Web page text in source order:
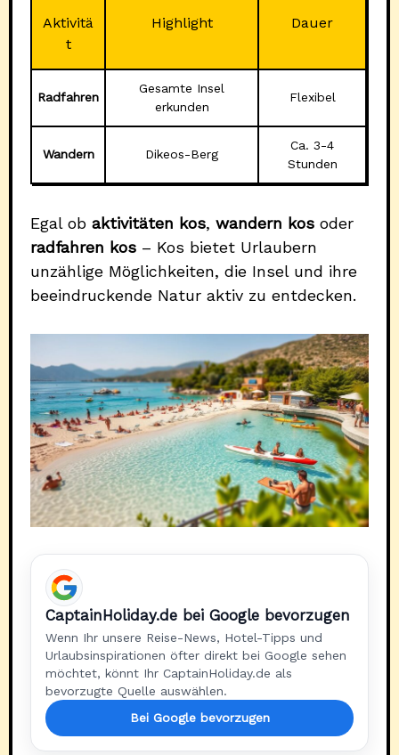
Aktivitä
t
Highlight Dauer
Radfahren
Gesamte Insel
erkunden
Flexibel
Wandern Dikeos-Berg
Ca. 3-4
Stunden
Egal ob aktivitäten kos, wandern kos oder
radfahren kos – Kos bietet Urlaubern
unzählige Möglichkeiten, die Insel und ihre
beeindruckende Natur aktiv zu entdecken.
CaptainHoliday.de bei Google bevorzugen
Wenn Ihr unsere Reise-News, Hotel-Tipps und
Urlaubsinspirationen öfter direkt bei Google sehen
möchtet, könnt Ihr CaptainHoliday.de als
bevorzugte Quelle auswählen.
Bei Google bevorzugen